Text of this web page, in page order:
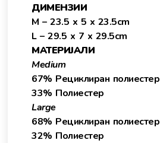
ДИМЕНЗИИ
M – 23.5 x 5 x 23.5cm
L – 29.5 x 7 x 29.5cm
МАТЕРИЈАЛИ
Medium
67% Рециклиран полиестер
33% Полиестер
Large
68% Рециклиран полиестер
32% Полиестер